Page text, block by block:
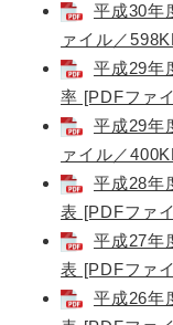
平成30年
ァイル／
平成29年
率 [PDFファ
平成29年
ァイル／
平成28年
表 [PDFファ
平成27年
表 [PDFファ
平成26年